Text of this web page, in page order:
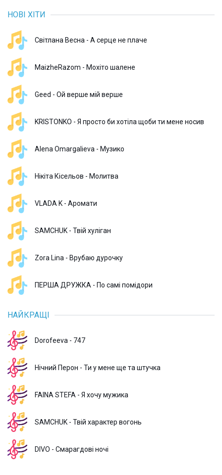
НОВІ ХІТИ
Світлана Весна - А серце не плаче
MaizheRazom - Мохіто шалене
Geed - Ой верше мій верше
KRISTONKO - Я просто би хотіла щоби ти мене носив
Alena Omargalieva - Музико
Нікіта Кісельов - Молитва
VLADA K - Аромати
SAMCHUK - Твій хуліган
Zora Lina - Врубаю дурочку
ПЕРША ДРУЖКА - По самі помідори
НАЙКРАЩІ
Dorofeeva - 747
Нічний Перон - Ти у мене ще та штучка
FAINA STEFA - Я хочу мужика
SAMCHUK - Твій характер вогонь
DIVO - Смарагдові ночі